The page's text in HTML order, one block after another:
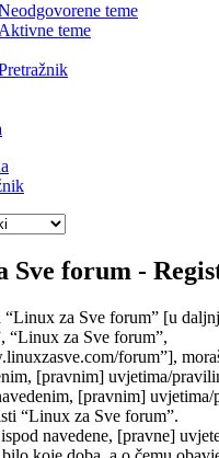
teme
teme
Sve forum -
“Linux za Sve forum” [u
“Linux za Sve forum”,
forum”],
[pravnim] uvjetima/
[pravnim]
“Linux za Sve forum”.
navedene, [pravne]